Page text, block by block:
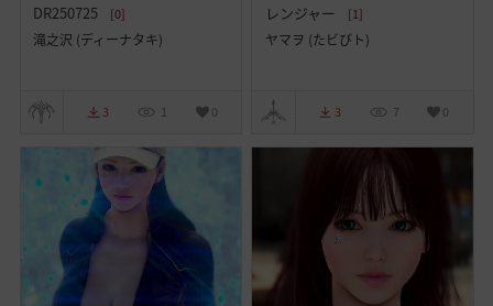
DR250725 [0]
滝之沢 (ディーナタキ)
3 1 0
レンジャー [1]
ヤマヲ (たビびト)
3 7 0